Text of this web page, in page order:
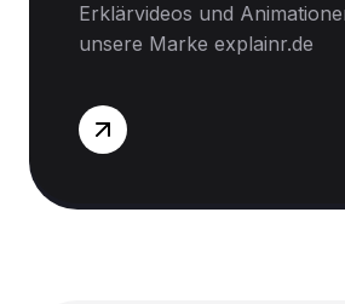
Erklärvideos und
unsere Marke explainr.de